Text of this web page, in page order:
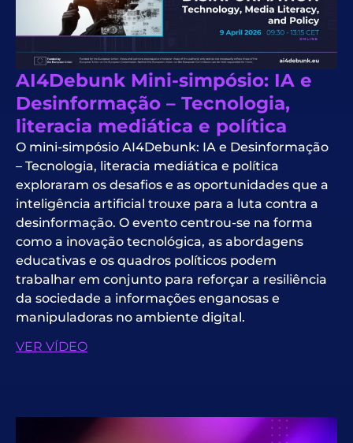
AI4Debunk Mini-simpósio: IA e
Desinformação – Tecnologia,
literacia mediática e política
O mini-simpósio AI4Debunk: IA e Desinformação
– Tecnologia, literacia mediática e política
exploraram os desafios e as oportunidades que a
inteligência artificial trouxe para a luta contra a
desinformação. O evento centrou-se na forma
como a inovação tecnológica, as abordagens
educativas e os quadros políticos podem
trabalhar em conjunto para reforçar a resiliência
da sociedade a informações enganosas e
manipuladoras no ambiente digital.
VER VÍDEO